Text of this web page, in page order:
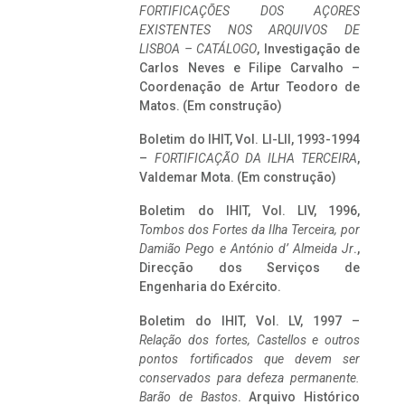
FORTIFICAÇÕES DOS AÇORES
EXISTENTES NOS ARQUIVOS DE
LISBOA – CATÁLOGO, Investigação de
Carlos Neves e Filipe Carvalho –
Coordenação de Artur Teodoro de
Matos. (Em construção)
Boletim do IHIT, Vol. LI-LII, 1993-1994
– FORTIFICAÇÃO DA ILHA TERCEIRA,
Valdemar Mota. (Em construção)
Boletim do IHIT, Vol. LIV, 1996,
Tombos dos Fortes da Ilha Terceira, por
Damião Pego e António d’ Almeida Jr.,
Direcção dos Serviços de
Engenharia do Exército.
Boletim do IHIT, Vol. LV, 1997 –
Relação dos fortes, Castellos e outros
pontos fortificados que devem ser
conservados para defeza permanente.
Barão de Bastos. Arquivo Histórico